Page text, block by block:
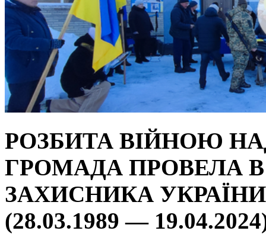
РОЗБИТА ВІЙНОЮ
ГРОМАДА ПРОВЕЛА
ЗАХИСНИКА
(28.03.1989 —